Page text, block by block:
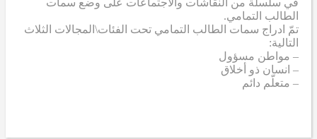
الطالب التمامي.
تمّ ادراج سمات الطالب التمامي تحت الفئات\المجالات الثلاث
التالية:
– مواطن مسؤول
– انسان ذو أخلاق
– متعلّم دائم